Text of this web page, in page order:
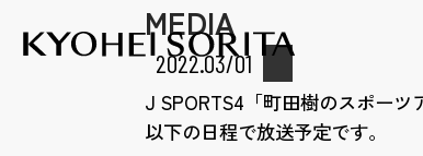
MEDIA
2022.03/01
J SPORTS4「町田樹のスポーツ
以下の日程で放送予定です。